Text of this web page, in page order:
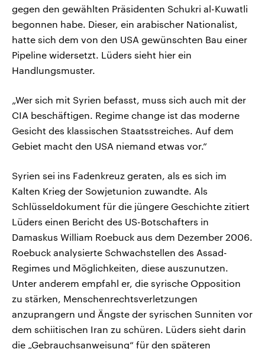
gegen den gewählten Präsidenten Schukri al-Kuwatli
begonnen habe. Dieser, ein arabischer Nationalist,
hatte sich dem von den USA gewünschten Bau einer
Pipeline widersetzt. Lüders sieht hier ein
Handlungsmuster.
„Wer sich mit Syrien befasst, muss sich auch mit der
CIA beschäftigen. Regime change ist das moderne
Gesicht des klassischen Staatsstreiches. Auf dem
Gebiet macht den USA niemand etwas vor.“
Syrien sei ins Fadenkreuz geraten, als es sich im
Kalten Krieg der Sowjetunion zuwandte. Als
Schlüsseldokument für die jüngere Geschichte zitiert
Lüders einen Bericht des US-Botschafters in
Damaskus William Roebuck aus dem Dezember 2006.
Roebuck analysierte Schwachstellen des Assad-
Regimes und Möglichkeiten, diese auszunutzen.
Unter anderem empfahl er, die syrische Opposition
zu stärken, Menschenrechtsverletzungen
anzuprangern und Ängste der syrischen Sunniten vor
dem schiitischen Iran zu schüren. Lüders sieht darin
die „Gebrauchsanweisung“ für den späteren